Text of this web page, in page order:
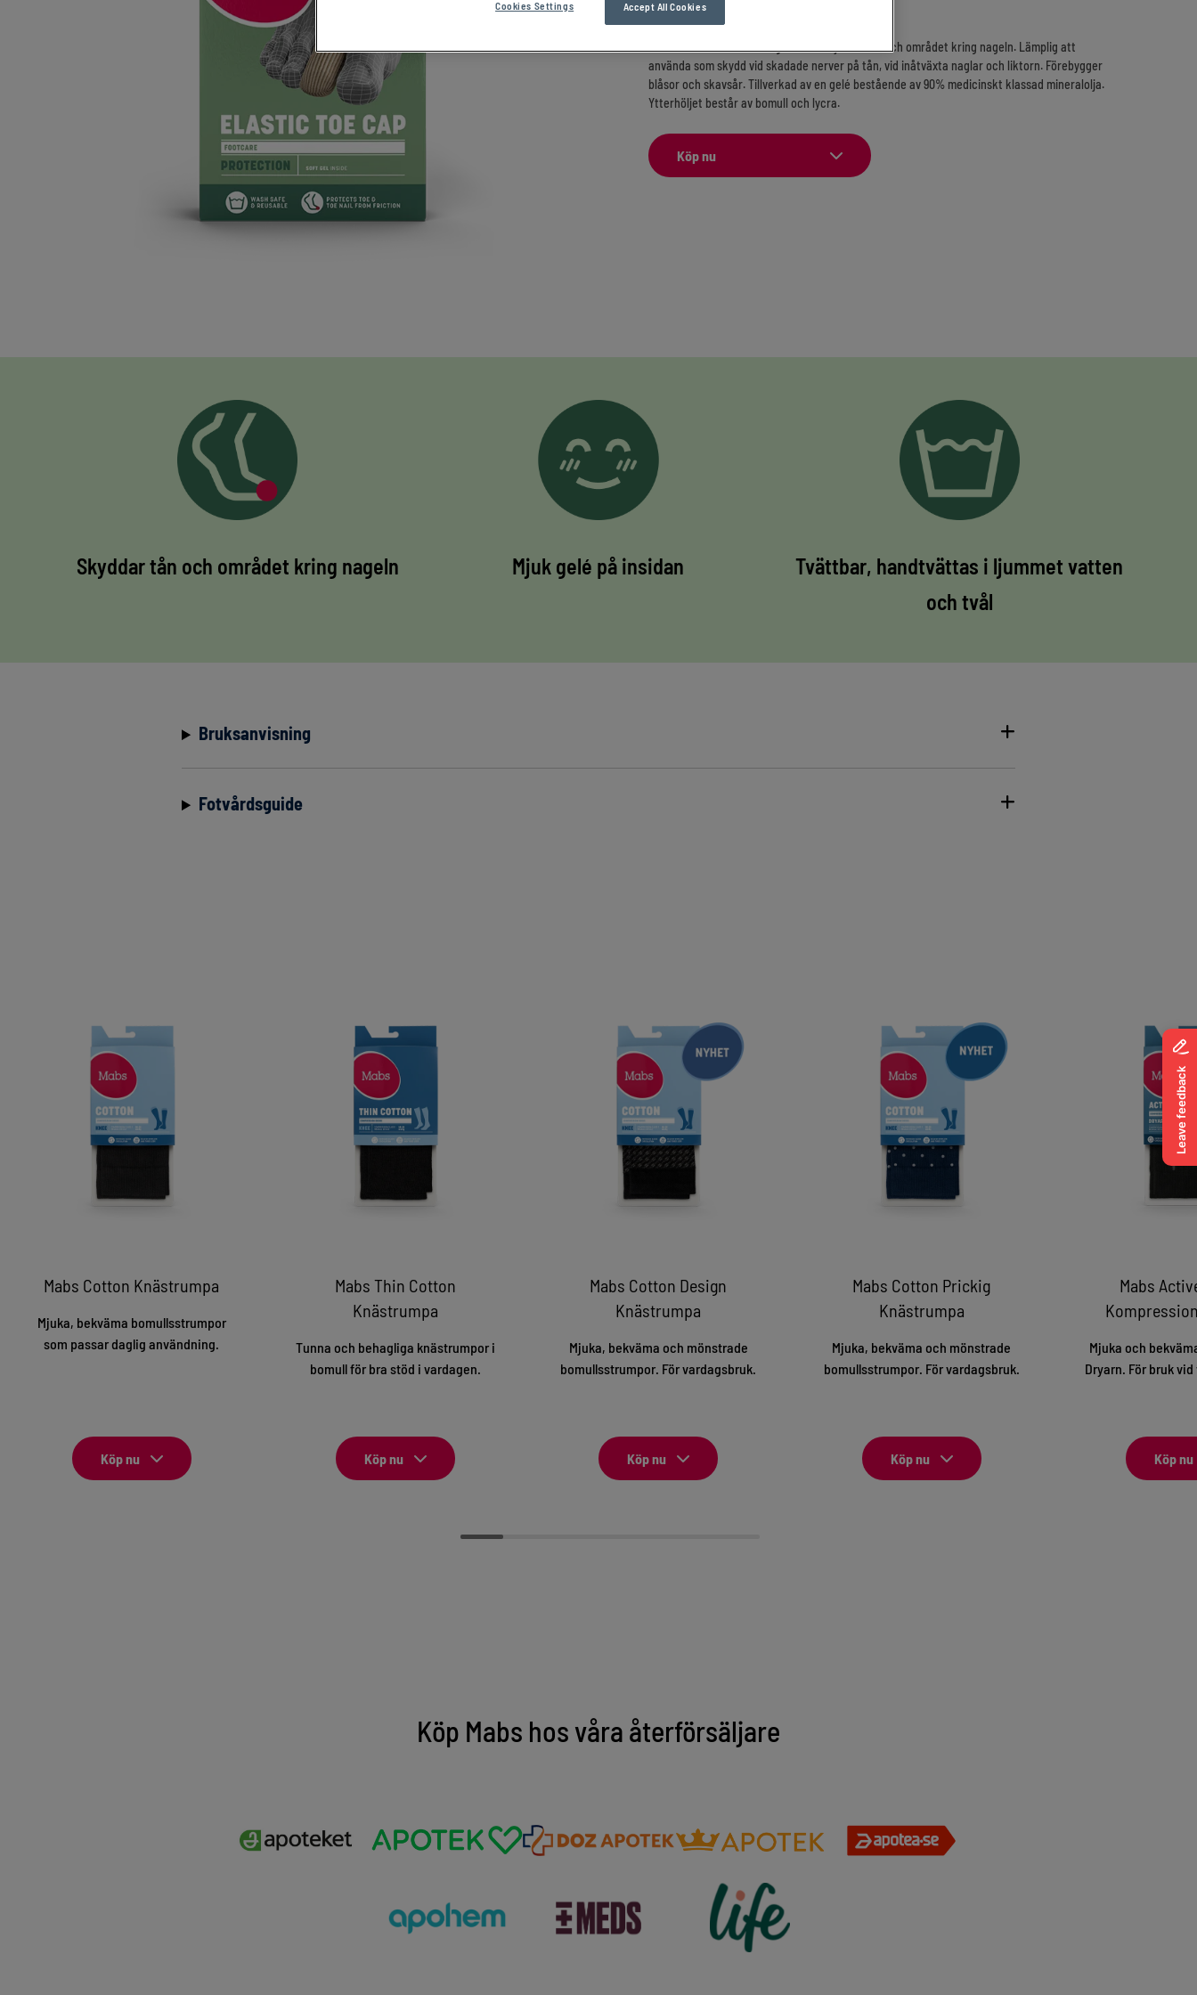
1 st/kpl x 6,5 cm
En tåhätta med insida av gelé som skyddar tån och området kring nageln. Lämplig att
använda som skydd vid skadade nerver på tån, vid inåtväxta naglar och liktorn. Förebygger
blåsor och skavsår. Tillverkad av en gelé bestående av 90% medicinskt klassad mineralolja.
Ytterhöljet består av bomull och lycra.
Köp nu
Skyddar tån och området kring nageln Mjuk gelé på insidan
Tvättbar, handtvättas i ljummet vatten
och tvål
Bruksanvisning
Fotvårdsguide
Mabs Cotton Knästrumpa
Mjuka, bekväma bomullsstrumpor
som passar daglig användning.
Köp nu
Mabs Thin Cotton
Knästrumpa
Tunna och behagliga knästrumpor i
bomull för bra stöd i vardagen.
Köp nu
Mabs Cotton Design
Knästrumpa
Mjuka, bekväma och mönstrade
bomullsstrumpor. För vardagsbruk.
Köp nu
Mabs Cotton Prickig
Knästrumpa
Mjuka, bekväma och mönstrade
bomullsstrumpor. För vardagsbruk.
Köp nu
Mabs
Mjuka och
Dryarn. För bruk
Köp nu
Köp Mabs hos våra återförsäljare
Accept All Cookies
Cookies Settings